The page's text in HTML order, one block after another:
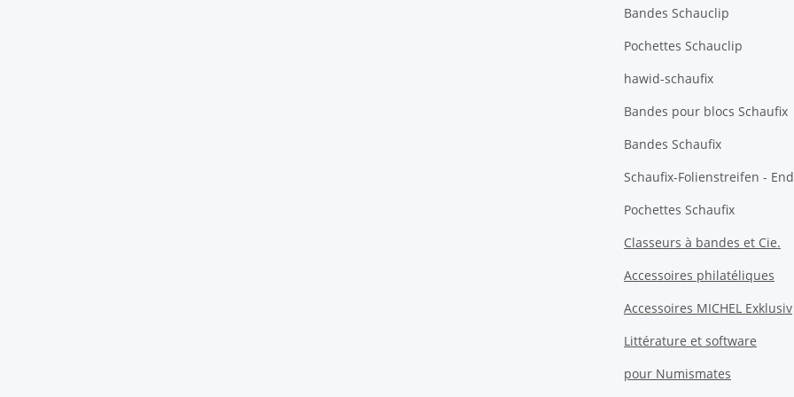
Bandes Schauclip
Pochettes Schauclip
hawid-schaufix
Bandes pour blocs Schaufix
Bandes Schaufix
Schaufix-Folienstreifen -
Pochettes Schaufix
Classeurs à bandes et Cie.
Accessoires philatéliques
Accessoires MICHEL Exklusiv
Littérature et software
pour Numismates